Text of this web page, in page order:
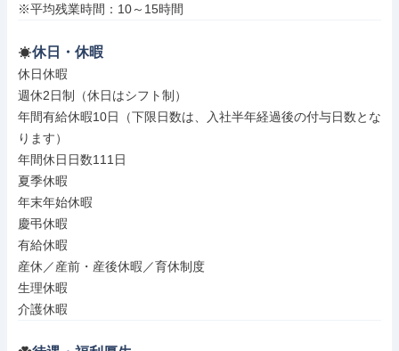
※平均残業時間：10～15時間
休日・休暇
休日休暇
週休2日制（休日はシフト制）
年間有給休暇10日（下限日数は、入社半年経過後の付与日数とな
ります）
年間休日日数111日
夏季休暇
年末年始休暇
慶弔休暇
有給休暇
産休／産前・産後休暇／育休制度
生理休暇
介護休暇